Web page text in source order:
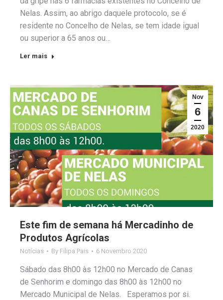
Nelas. Assim, ao abrigo daquele protocolo, se é
residente no Concelho de Nelas, se tem idade igual
ou superior a 65 anos ou…
Ler mais
Nov
6
2020
Este fim de semana há Mercadinho de
Produtos Agrícolas
Notícias By Filipa Pais 6 Novembro 2020
Sábado das 8h00 às 12h00 no Mercado de Canas
de Senhorim e domingo das 8h00 às 12h00 no
Mercado Municipal de Nelas. Esperamos por si.